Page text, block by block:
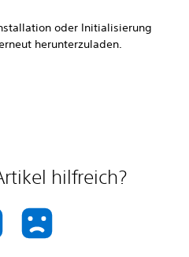
oder Initialisierung
herunterzuladen.
hilfreich?